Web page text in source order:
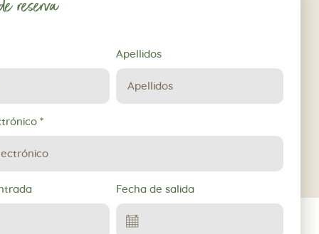
reserva
Apellidos
*
Fecha de salida